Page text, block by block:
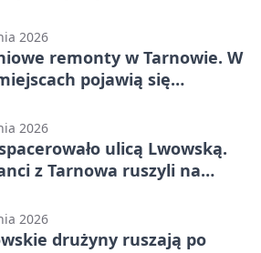
2026
remonty w Tarnowie. W
pojawią się
2026
ulicą Lwowską.
z Tarnowa ruszyli na
2026
drużyny ruszają po